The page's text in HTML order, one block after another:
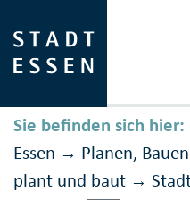
Sie befinden sich hier:
Essen → Planen,
plant und baut →